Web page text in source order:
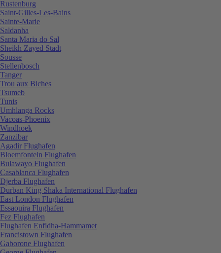
Rustenburg
Saint-Gilles-Les-Bains
Sainte-Marie
Saldanha
Santa Maria do Sal
Sheikh Zayed Stadt
Sousse
Stellenbosch
Tanger
Trou aux Biches
Tsumeb
Tunis
Umhlanga Rocks
Vacoas-Phoenix
Windhoek
Zanzibar
Agadir Flughafen
Bloemfontein Flughafen
Bulawayo Flughafen
Casablanca Flughafen
Djerba Flughafen
Durban King Shaka International Flughafen
East London Flughafen
Essaouira Flughafen
Fez Flughafen
Flughafen Enfidha-Hammamet
Francistown Flughafen
Gaborone Flughafen